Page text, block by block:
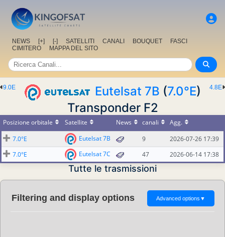
NEWS [+] [-] SATELLITI CANALI BOUQUET
FASCI
CIMITERO
MAPPA DEL SITO
4.8E
9.0E Eutelsat 7B (7.0°E)
Transponder F2
Posizione orbitale Satellite News canali
Agg.
7.0°E
Eutelsat 7B 9
2026-07-26 17:39
7.0°E
Eutelsat 7C 47 2026-06-14 17:38
Tutte le trasmissioni
Filtering and display options Advanced options ▼